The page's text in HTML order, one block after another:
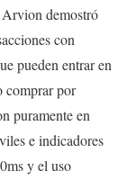
demostró
con
pueden entrar en
comprar por
puramente en
e indicadores
y el uso